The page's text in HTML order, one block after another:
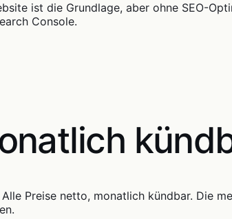
ist die Grundlage, aber ohne SEO-
Console.
Preise netto, monatlich kündbar. Die